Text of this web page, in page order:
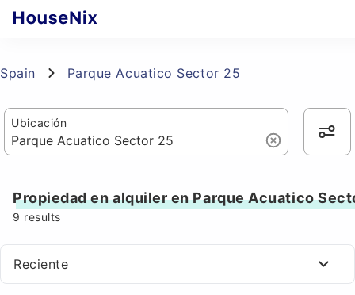
Spain Parque Acuatico Sector 25
Ubicación
Propiedad en alquiler en Parque Acuatico
9 results
Reciente